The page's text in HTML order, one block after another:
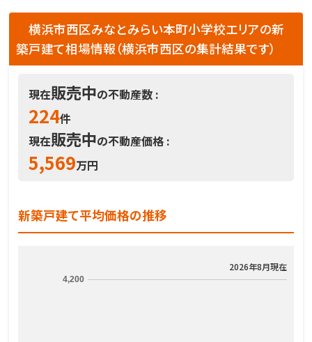
横浜市西区みなとみらい本町小学校エリアの新
築戸建て相場情報（横浜市西区の集計結果です）
現在販売中の不動産数 :
224件
現在販売中の不動産価格 :
5,569万円
新築戸建て平均価格の推移
2026年8月現在
4,200